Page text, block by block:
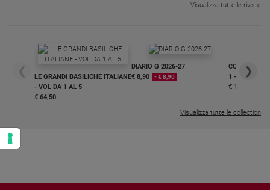
Visualizza tutte le riviste
❮
LE GRANDI BASILICHE ITALIANE
- VOL DA 1 AL 5
€ 64,50
DIARIO G 2026-27
€ 8,90
- € 8,90
COLLANA
1 - 2
€ 18,50
❯
Visualizza tutte le collection